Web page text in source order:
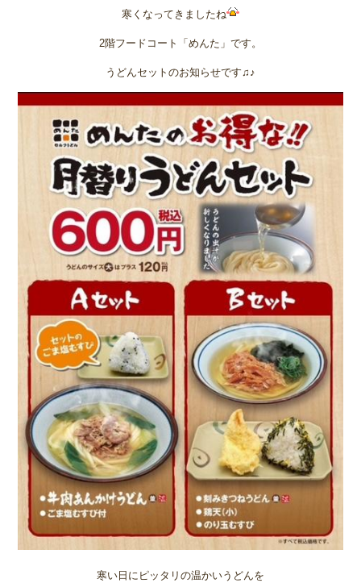
寒くなってきましたね
2階フードコート「めんた」です。
うどんセットのお知らせです♫♪
寒い日にピッタリの温かいうどんを